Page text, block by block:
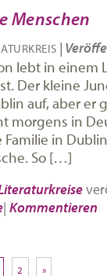
Menschen
|
lebt in einem
Der kleine
auf, aber er
morgens in
in
So […]
| Kommentieren
2 »